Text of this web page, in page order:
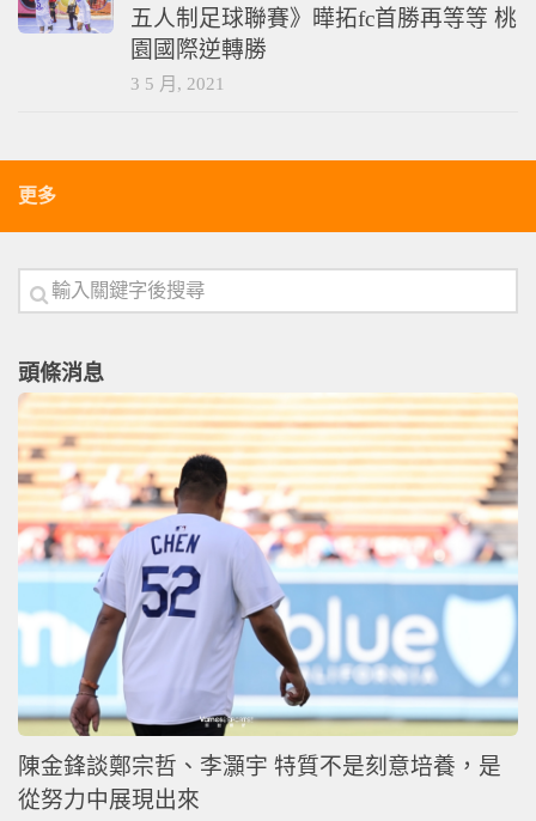
五人制足球聯賽》曄拓fc首勝再等等 桃
園國際逆轉勝
3 5 月, 2021
更多
頭條消息
陳金鋒談鄭宗哲、李灝宇 特質不是刻意培養，是
從努力中展現出來